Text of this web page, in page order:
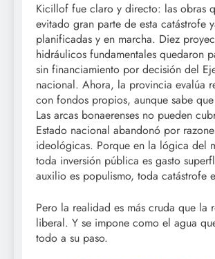
Kicillof fue claro y directo: las obras
evitado gran parte de esta catástrofe
planificadas y en marcha. Diez
hidráulicos fundamentales quedaron
sin financiamiento por decisión del
nacional. Ahora, la provincia evalúa
con fondos propios, aunque sabe
Las arcas bonaerenses no pueden
Estado nacional abandonó por
ideológicas. Porque en la lógica del
toda inversión pública es gasto
auxilio es populismo, toda catástrofe
Pero la realidad es más cruda que la
liberal. Y se impone como el agua
todo a su paso.